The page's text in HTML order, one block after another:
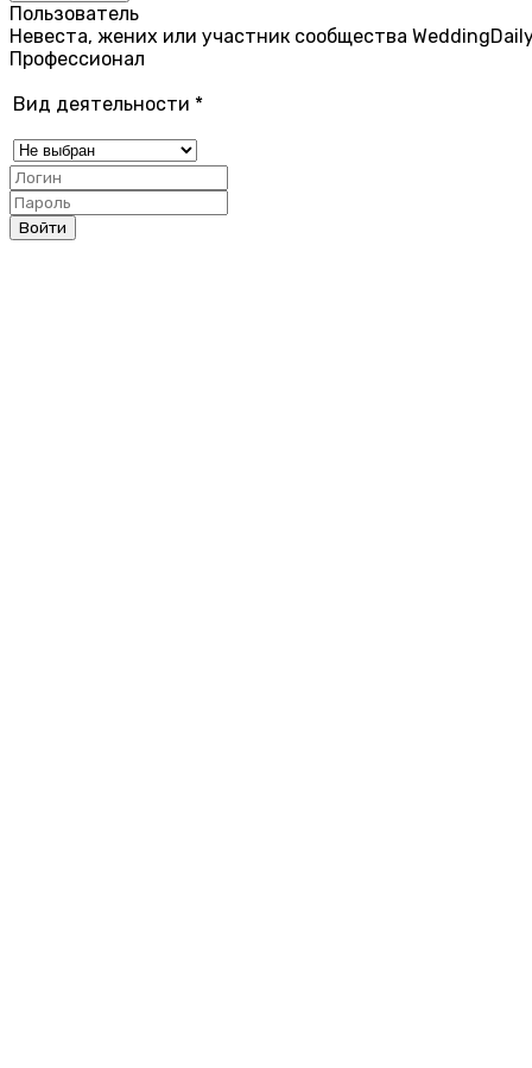
Пользователь
Невеста, жених или участник сообщества
Профессионал
Вид деятельности *